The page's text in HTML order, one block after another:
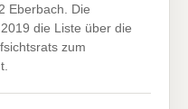
Eberbach. Die
die Liste über die
zum